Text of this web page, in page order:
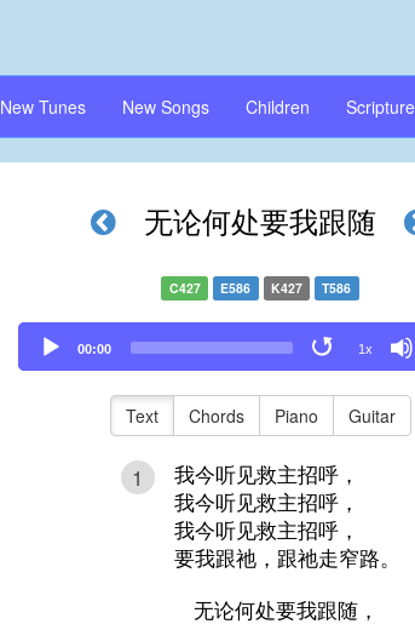
New Tunes New Songs Children Scripture
无论何处要我跟随
C427 E586 K427 T586
Audio
Player
00:00 1x
Text Chords Piano Guitar
1
我今听见救主招呼，
我今听见救主招呼，
我今听见救主招呼，
要我跟祂，跟祂走窄路。
无论何处要我跟随，